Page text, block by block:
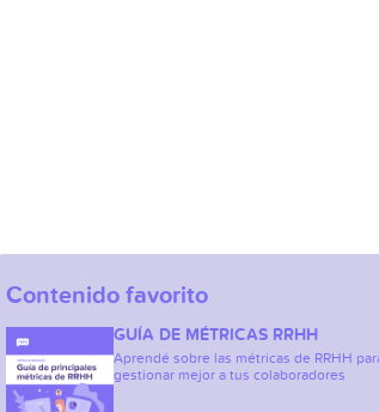
Contenido favorito
GUÍA DE MÉTRICAS RRHH
Aprendé sobre las métricas de RRHH
gestionar mejor a tus colaboradores